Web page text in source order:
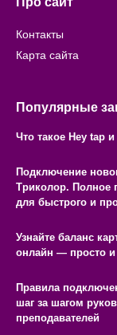
Контакты
Карта сайта
Популярные
Что такое Hey tap
Подключение
Триколор. Полное
для быстрого и
Узнайте баланс
онлайн — просто
Правила
шаг за шагом
преподавателей